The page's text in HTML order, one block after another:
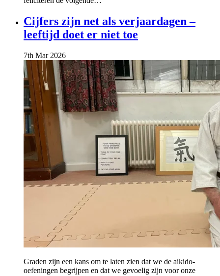
Cijfers zijn net als verjaardagen –
leeftijd doet er niet toe
7th Mar 2026
Graden zijn een kans om te laten zien dat we de aikido-
oefeningen begrijpen en dat we gevoelig zijn voor onze